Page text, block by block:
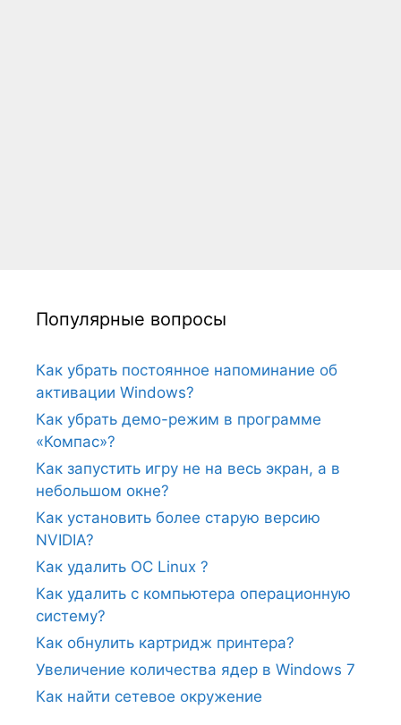
Популярные вопросы
Как убрать постоянное напоминание об
активации Windows?
Как убрать демо-режим в программе
«Компас»?
Как запустить игру не на весь экран, а в
небольшом окне?
Как установить более старую версию
NVIDIA?
Как удалить ОС Linux ?
Как удалить с компьютера операционную
систему?
Как обнулить картридж принтера?
Увеличение количества ядер в Windows 7
Как найти сетевое окружение